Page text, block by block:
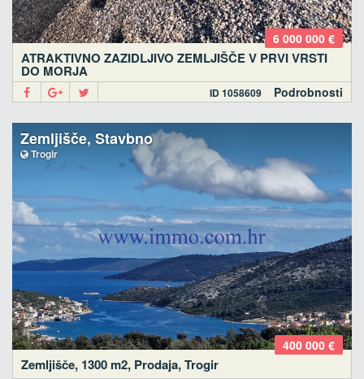
6 000 000 €
ATRAKTIVNO ZAZIDLJIVO ZEMLJIŠČE V PRVI VRSTI
DO MORJA
Podrobnosti
ID 1058609
Zemljišče, Stavbno
Trogir
400 000 €
Zemljišče, 1300 m2, Prodaja, Trogir